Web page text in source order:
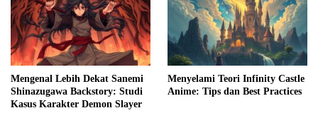
Mengenal Lebih Dekat Sanemi
Shinazugawa Backstory: Studi
Kasus Karakter Demon Slayer
Menyelami Teori Infinity Castle
Anime: Tips dan Best Practices